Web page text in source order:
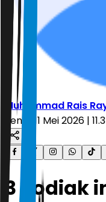
Muhammad Rais
Senin, 11 Mei 2026 |
3 Zodiak